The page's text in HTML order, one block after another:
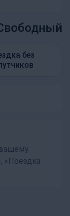
без
«Поездка